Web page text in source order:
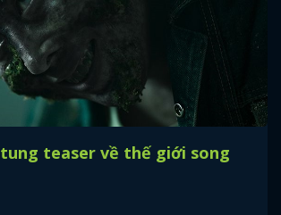
teaser về thế giới song